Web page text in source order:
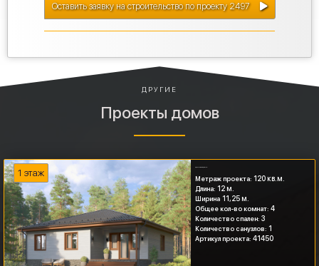
Оставить заявку на строительство по проекту 2497
ДРУГИЕ
Проекты домов
1 этаж
Метраж проекта: 120 кв.м.
Длина: 12 м.
Ширина 11,25 м.
Общее кол-во комнат: 4
Количество спален: 3
Количество санузлов: 1
Артикул проекта: 41450